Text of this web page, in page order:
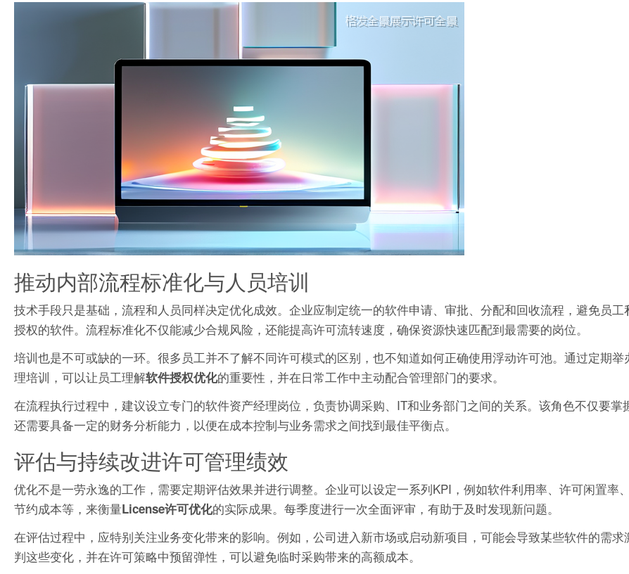
推动内部流程标准化与人员培训
技术手段只是基础，流程和人员同样决定优化成效。企业应制定统一的软件申请、审批、分配和回收流程，避免员工
授权的软件。流程标准化不仅能减少合规风险，还能提高许可流转速度，确保资源快速匹配到最需要的岗位。
培训也是不可或缺的一环。很多员工并不了解不同许可模式的区别，也不知道如何正确使用浮动许可池。通过定期举
理培训，可以让员工理解软件授权优化的重要性，并在日常工作中主动配合管理部门的要求。
在流程执行过程中，建议设立专门的软件资产经理岗位，负责协调采购、IT和业务部门之间的关系。该角色不仅要掌
还需要具备一定的财务分析能力，以便在成本控制与业务需求之间找到最佳平衡点。
评估与持续改进许可管理绩效
优化不是一劳永逸的工作，需要定期评估效果并进行调整。企业可以设定一系列KPI，例如软件利用率、许可闲置率
节约成本等，来衡量License许可优化的实际成果。每季度进行一次全面评审，有助于及时发现新问题。
在评估过程中，应特别关注业务变化带来的影响。例如，公司进入新市场或启动新项目，可能会导致某些软件的需求
判这些变化，并在许可策略中预留弹性，可以避免临时采购带来的高额成本。